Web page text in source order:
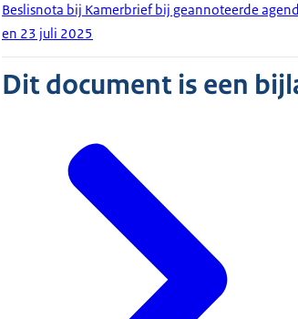
Beslisnota bij Kamerbrief bij geannoteerde
en 23 juli 2025
Dit document is een